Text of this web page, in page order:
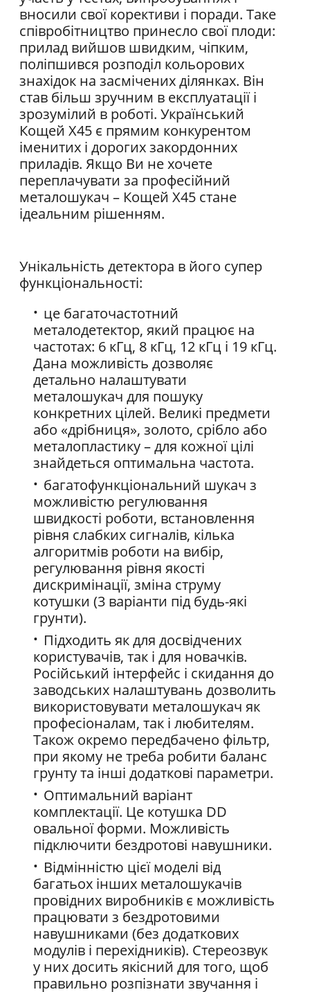
вносили свої корективи і поради. Таке
співробітництво принесло свої плоди:
прилад вийшов швидким, чіпким,
поліпшився розподіл кольорових
знахідок на засмічених ділянках. Він
став більш зручним в експлуатації і
зрозумілий в роботі. Український
Кощей Х45 є прямим конкурентом
іменитих і дорогих закордонних
приладів. Якщо Ви не хочете
переплачувати за професійний
металошукач – Кощей X45 стане
ідеальним рішенням.
Унікальність детектора в його супер
функціональності:
це багаточастотний
металодетектор, який працює на
частотах: 6 кГц, 8 кГц, 12 кГц і 19 кГц.
Дана можливість дозволяє
детально налаштувати
металошукач для пошуку
конкретних цілей. Великі предмети
або «дрібниця», золото, срібло або
металопластику – для кожної цілі
знайдеться оптимальна частота.
багатофункціональний шукач з
можливістю регулювання
швидкості роботи, встановлення
рівня слабких сигналів, кілька
алгоритмів роботи на вибір,
регулювання рівня якості
дискримінації, зміна струму
котушки (3 варіанти під будь-які
грунти).
Підходить як для досвідчених
користувачів, так і для новачків.
Російський інтерфейс і скидання до
заводських налаштувань дозволить
використовувати металошукач як
професіоналам, так і любителям.
Також окремо передбачено фільтр,
при якому не треба робити баланс
грунту та інші додаткові параметри.
Оптимальний варіант
комплектації. Це котушка DD
овальної форми. Можливість
підключити бездротові навушники.
Відмінністю цієї моделі від
багатьох інших металошукачів
провідних виробників є можливість
працювати з бездротовими
навушниками (без додаткових
модулів і перехідників). Стереозвук
у них досить якісний для того, щоб
правильно розпізнати звучання і